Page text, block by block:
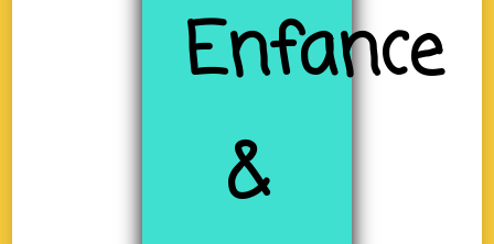
Enfance
&